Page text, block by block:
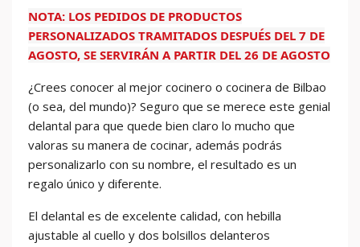
NOTA: LOS PEDIDOS DE PRODUCTOS
PERSONALIZADOS TRAMITADOS DESPUÉS DEL 7 DE
AGOSTO, SE SERVIRÁN A PARTIR DEL 26 DE AGOSTO
¿Crees conocer al mejor cocinero o cocinera de Bilbao
(o sea, del mundo)? Seguro que se merece este genial
delantal para que quede bien claro lo mucho que
valoras su manera de cocinar, además podrás
personalizarlo con su nombre, el resultado es un
regalo único y diferente.
El delantal es de excelente calidad, con hebilla
ajustable al cuello y dos bolsillos delanteros